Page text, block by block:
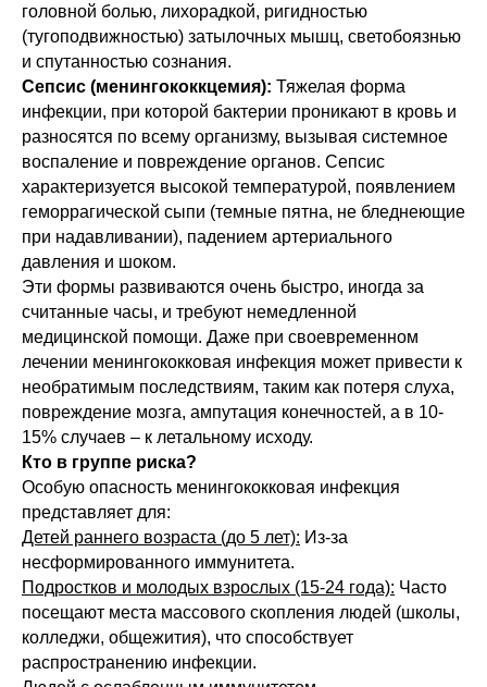
головной болью, лихорадкой, ригидностью
(тугоподвижностью) затылочных мышц, светобоязнью
и спутанностью сознания.
Сепсис (менингококкцемия): Тяжелая форма
инфекции, при которой бактерии проникают в кровь и
разносятся по всему организму, вызывая системное
воспаление и повреждение органов. Сепсис
характеризуется высокой температурой, появлением
геморрагической сыпи (темные пятна, не бледнеющие
при надавливании), падением артериального
давления и шоком.
Эти формы развиваются очень быстро, иногда за
считанные часы, и требуют немедленной
медицинской помощи. Даже при своевременном
лечении менингококковая инфекция может привести к
необратимым последствиям, таким как потеря слуха,
повреждение мозга, ампутация конечностей, а в 10-
15% случаев – к летальному исходу.
Кто в группе риска?
Особую опасность менингококковая инфекция
представляет для:
Детей раннего возраста (до 5 лет): Из-за
несформированного иммунитета.
Подростков и молодых взрослых (15-24 года): Часто
посещают места массового скопления людей (школы,
колледжи, общежития), что способствует
распространению инфекции.